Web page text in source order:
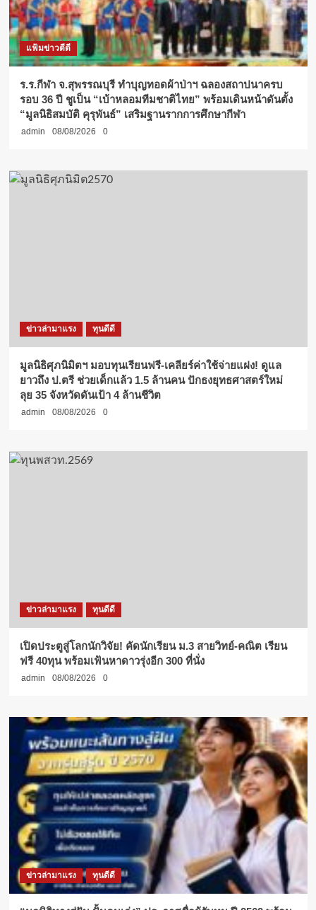
แฟ้มข่าวดีดี
ร.ร.กีฬา จ.สุพรรณบุรี ทำบุญทอดผ้าป่าฯ ฉลองสถาปนาครบ
รอบ 36 ปี ชูเป็น “เบ้าหลอมทีมชาติไทย” พร้อมเดินหน้าดันตั้ง
“มูลนิธิสมบัติ คุรุพันธ์” เสริมฐานรากการศึกษากีฬา
admin 08/08/2026 0
ข่าวล่ามาแรง ทุนดีดี
มูลนิธิศุภนิมิตฯ มอบทุนเรียนฟรี-เคลียร์ค่าใช้จ่ายแฝง! ดูแล
ยาวถึง ป.ตรี ช่วยเด็กแล้ว 1.5 ล้านคน ปักธงยุทธศาสตร์ใหม่
ลุย 35 จังหวัดดันเป้า 4 ล้านชีวิต
admin 08/08/2026 0
ข่าวล่ามาแรง ทุนดีดี
เปิดประตูสู่โลกนักวิจัย! คัดนักเรียน ม.3 สายวิทย์-คณิต เรียน
ฟรี 40ทุน พร้อมเฟ้นหาดาวรุ่งอีก 300 ที่นั่ง
admin 08/08/2026 0
ข่าวล่ามาแรง ทุนดีดี